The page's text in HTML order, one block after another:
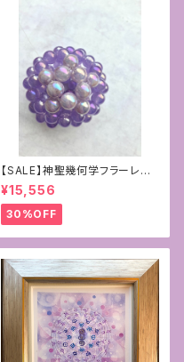
【SALE】神聖幾何学フラーレン~
パープルカルセドニー×ラベンダ
ーアメジスト10mm
¥15,556
30%OFF